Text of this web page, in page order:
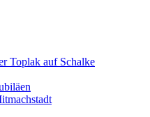
Toplak auf Schalke